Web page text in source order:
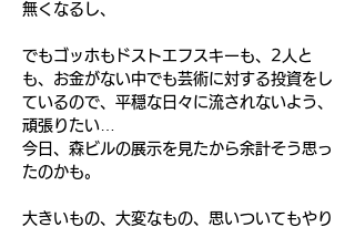
無くなるし、
でもゴッホもドストエフスキーも、2人と
も、お金がない中でも芸術に対する投資をし
ているので、平穏な日々に流されないよう、
頑張りたい…
今日、森ビルの展示を見たから余計そう思っ
たのかも。
大きいもの、大変なもの、思いついてもやり